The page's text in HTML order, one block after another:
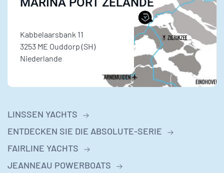
Kabbelaarsbank 11
3253 ME Ouddorp (SH)
Niederlande
LINSSEN YACHTS
ENTDECKEN SIE DIE ABSOLUTE-SERIE
FAIRLINE YACHTS
JEANNEAU POWERBOATS